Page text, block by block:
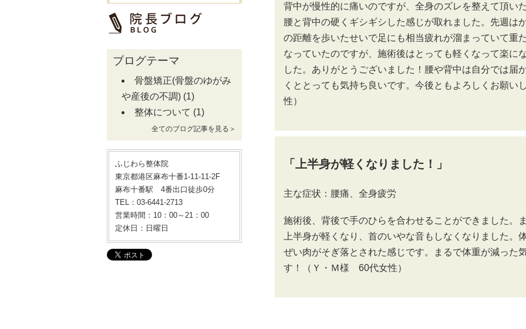
ブログテーマ
骨盤矯正(骨盤のゆがみ
や産後の不調) (1)
整体について (1)
全てのブログ記事を見る＞
ふじわら整体院
東京都港区麻布十番1-11-11-2F
麻布十番駅 4番出口徒歩0分
TEL：03-6441-2713
営業時間：10：00～21：00
定休日：日曜日
背中が慢性的に痛いのですが、全身のズレを整えて頂い
腰と背中の硬くギシギシした感じが取れました。先週は
の距離を歩いたせいで足にも相当疲れが溜まっていて重
なっていたのですが、施術後はとっても軽くなって楽に
した。ありがとうございました！腰や背中は自分では届
くととっても気持ち良いです。今後ともよろしくお願
性）
「上半身が軽くなりました！」
主な症状：腰痛、全身疲労
施術後、背後で手のひらを合わせることができました。
上半身が軽くなり、首のいやな音もしなくなりました。
ぜい肉がそぎ落とされた感じです。まるで体重が減った
す！（Ｙ・Ｍ様 60代女性）